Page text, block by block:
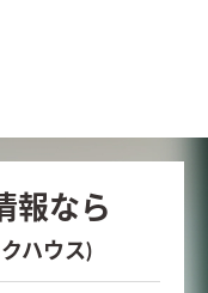
報なら
ハウス)